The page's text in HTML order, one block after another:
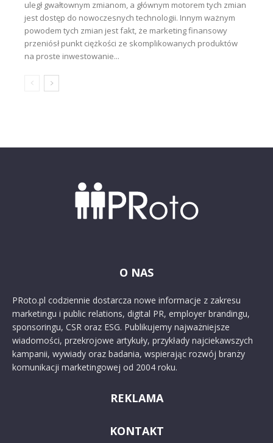
uległ gwałtownym zmianom, a głównym motorem tych zmian
jest dostęp do nowoczesnych technologii. Innym ważnym
powodem tych zmian jest fakt, że marketing finansowy
przeniósł punkt ciężkości ze skomplikowanych produktów
na proste inwestowanie...
O NAS
PRoto.pl codziennie dostarcza nowe informacje z zakresu
marketingu i public relations, digital PR, employer brandingu,
sponsoringu, CSR oraz ESG. Publikujemy najważniejsze
wiadomości, przekrojowe artykuły, przykłady najciekawszych
kampanii, wywiady oraz badania, wspierając rozwój branży
komunikacji marketingowej od 2004 roku.
REKLAMA
KONTAKT